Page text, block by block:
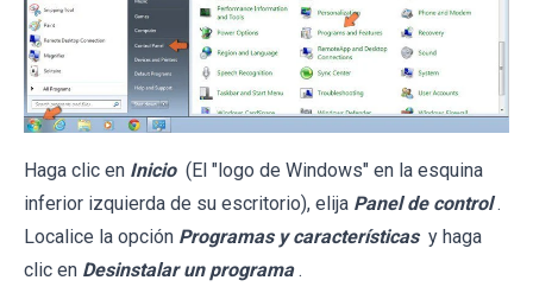
Haga clic en Inicio (El "logo de Windows" en la esquina
inferior izquierda de su escritorio), elija Panel de control .
Localice la opción Programas y características y haga
clic en Desinstalar un programa .